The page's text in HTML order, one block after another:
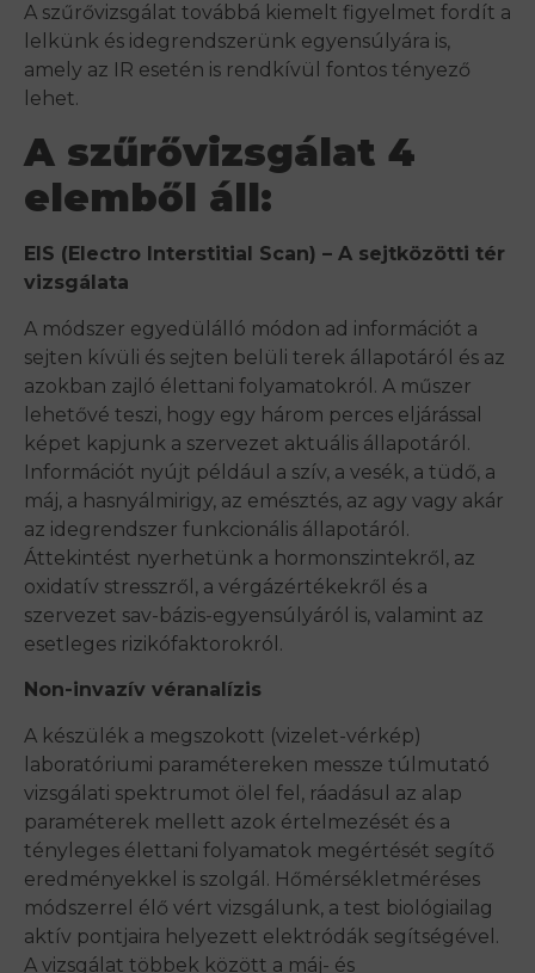
A szűrővizsgálat továbbá kiemelt figyelmet fordít a
lelkünk és idegrendszerünk egyensúlyára is,
amely az IR esetén is rendkívül fontos tényező
lehet.
A szűrővizsgálat 4
elemből áll:
EIS (Electro Interstitial Scan) – A sejtközötti tér
vizsgálata
A módszer egyedülálló módon ad információt a
sejten kívüli és sejten belüli terek állapotáról és az
azokban zajló élettani folyamatokról. A műszer
lehetővé teszi, hogy egy három perces eljárással
képet kapjunk a szervezet aktuális állapotáról.
Információt nyújt például a szív, a vesék, a tüdő, a
máj, a hasnyálmirigy, az emésztés, az agy vagy akár
az idegrendszer funkcionális állapotáról.
Áttekintést nyerhetünk a hormonszintekről, az
oxidatív stresszről, a vérgázértékekről és a
szervezet sav-bázis-egyensúlyáról is, valamint az
esetleges rizikófaktorokról.
Non-invazív véranalízis
A készülék a megszokott (vizelet-vérkép)
laboratóriumi paramétereken messze túlmutató
vizsgálati spektrumot ölel fel, ráadásul az alap
paraméterek mellett azok értelmezését és a
tényleges élettani folyamatok megértését segítő
eredményekkel is szolgál. Hőmérsékletméréses
módszerrel élő vért vizsgálunk, a test biológiailag
aktív pontjaira helyezett elektródák segítségével.
A vizsgálat többek között a máj- és